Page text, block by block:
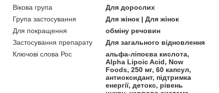
Вікова група
Для дорослих
Група застосування
Для жінок | Для жінок
Для покращення
обміну речовин
Застосування препарату
Для загального відновлення
Ключові слова Рос
альфа-ліпоєва кислота,
Alpha Lipoic Acid, Now
Foods, 250 мг, 60 капсул,
антиоксидант, підтримка
енергії, детокс, рівень